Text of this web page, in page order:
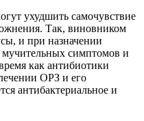
ухудшить самочувствие
Так, виновником
и при назначении
мучительных симптомов и
как антибиотики
ОРЗ и его
антибактериальное и